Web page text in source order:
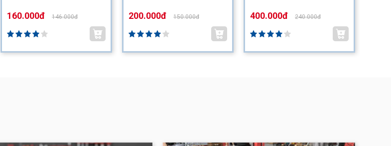
160.000đ 146.000đ 200.000đ 150.000đ 400.000đ 240.000đ